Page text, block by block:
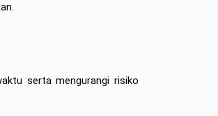
serta mengurangi risiko